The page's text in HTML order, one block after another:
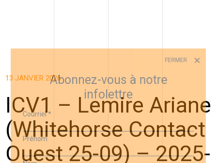
13 JANVIER 2026
ICV1 – Lemire Ariane
(Whitehorse Contact
Ouest 25-09) – 2025-
FERMER
Abonnez-vous à notre
infolettre
Courriel*
Prénom